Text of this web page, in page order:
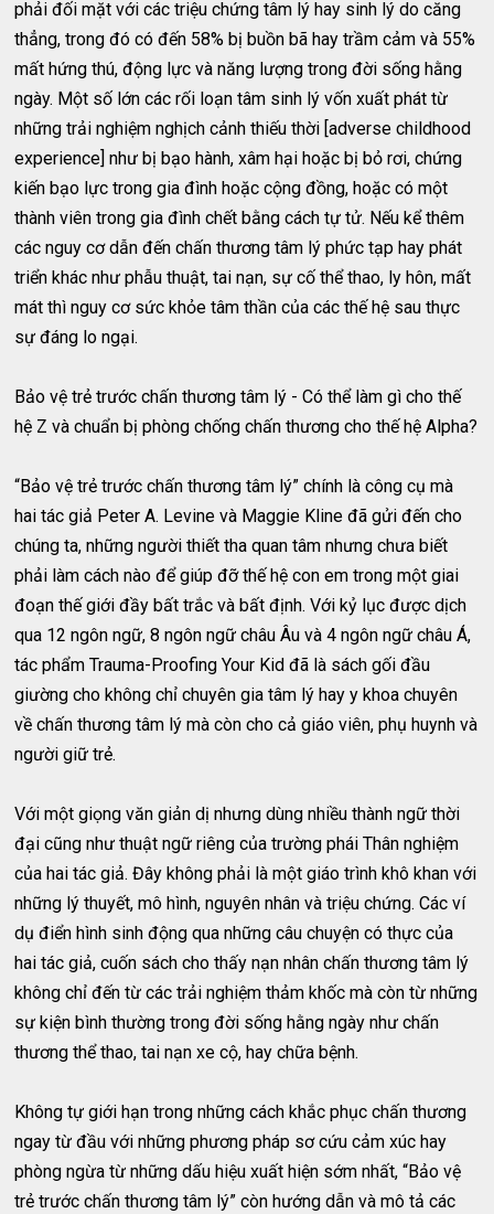
phải đối mặt với các triệu chứng tâm lý hay sinh lý do căng
thẳng, trong đó có đến 58% bị buồn bã hay trầm cảm và 55%
mất hứng thú, động lực và năng lượng trong đời sống hằng
ngày. Một số lớn các rối loạn tâm sinh lý vốn xuất phát từ
những trải nghiệm nghịch cảnh thiếu thời [adverse childhood
experience] như bị bạo hành, xâm hại hoặc bị bỏ rơi, chứng
kiến bạo lực trong gia đình hoặc cộng đồng, hoặc có một
thành viên trong gia đình chết bằng cách tự tử. Nếu kể thêm
các nguy cơ dẫn đến chấn thương tâm lý phức tạp hay phát
triển khác như phẫu thuật, tai nạn, sự cố thể thao, ly hôn, mất
mát thì nguy cơ sức khỏe tâm thần của các thế hệ sau thực
sự đáng lo ngại.
Bảo vệ trẻ trước chấn thương tâm lý - Có thể làm gì cho thế
hệ Z và chuẩn bị phòng chống chấn thương cho thế hệ Alpha?
“Bảo vệ trẻ trước chấn thương tâm lý” chính là công cụ mà
hai tác giả Peter A. Levine và Maggie Kline đã gửi đến cho
chúng ta, những người thiết tha quan tâm nhưng chưa biết
phải làm cách nào để giúp đỡ thế hệ con em trong một giai
đoạn thế giới đầy bất trắc và bất định. Với kỷ lục được dịch
qua 12 ngôn ngữ, 8 ngôn ngữ châu Âu và 4 ngôn ngữ châu Á,
tác phẩm Trauma-Proofing Your Kid đã là sách gối đầu
giường cho không chỉ chuyên gia tâm lý hay y khoa chuyên
về chấn thương tâm lý mà còn cho cả giáo viên, phụ huynh và
người giữ trẻ.
Với một giọng văn giản dị nhưng dùng nhiều thành ngữ thời
đại cũng như thuật ngữ riêng của trường phái Thân nghiệm
của hai tác giả. Đây không phải là một giáo trình khô khan với
những lý thuyết, mô hình, nguyên nhân và triệu chứng. Các ví
dụ điển hình sinh động qua những câu chuyện có thực của
hai tác giả, cuốn sách cho thấy nạn nhân chấn thương tâm lý
không chỉ đến từ các trải nghiệm thảm khốc mà còn từ những
sự kiện bình thường trong đời sống hằng ngày như chấn
thương thể thao, tai nạn xe cộ, hay chữa bệnh.
Không tự giới hạn trong những cách khắc phục chấn thương
ngay từ đầu với những phương pháp sơ cứu cảm xúc hay
phòng ngừa từ những dấu hiệu xuất hiện sớm nhất, “Bảo vệ
trẻ trước chấn thương tâm lý” còn hướng dẫn và mô tả các